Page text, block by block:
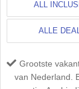
ALL
ALLE
Grootste
van Nederland.